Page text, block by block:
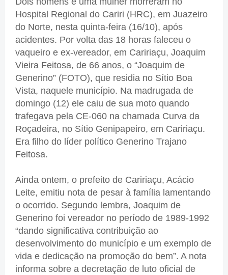
Hospital Regional do Cariri (HRC), em Juazeiro
do Norte, nesta quinta-feira (16/10), após
acidentes. Por volta das 18 horas faleceu o
vaqueiro e ex-vereador, em Caririaçu, Joaquim
Vieira Feitosa, de 66 anos, o “Joaquim de
Generino” (FOTO), que residia no Sítio Boa
Vista, naquele município. Na madrugada de
domingo (12) ele caiu de sua moto quando
trafegava pela CE-060 na chamada Curva da
Roçadeira, no Sítio Genipapeiro, em Caririaçu.
Era filho do líder político Generino Trajano
Feitosa.
Ainda ontem, o prefeito de Caririaçu, Acácio
Leite, emitiu nota de pesar à família lamentando
o ocorrido. Segundo lembra, Joaquim de
Generino foi vereador no período de 1989-1992
“dando significativa contribuição ao
desenvolvimento do município e um exemplo de
vida e dedicação na promoção do bem”. A nota
informa sobre a decretação de luto oficial de